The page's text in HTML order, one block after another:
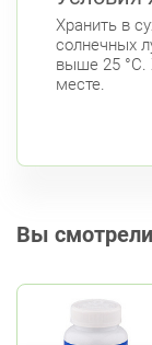
Хранить в
солнечных
выше 25 °С.
месте.
Вы